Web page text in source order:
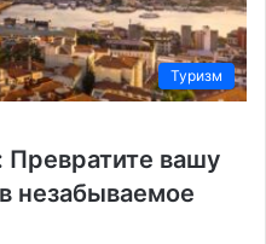
Туризм
Превратите вашу
незабываемое